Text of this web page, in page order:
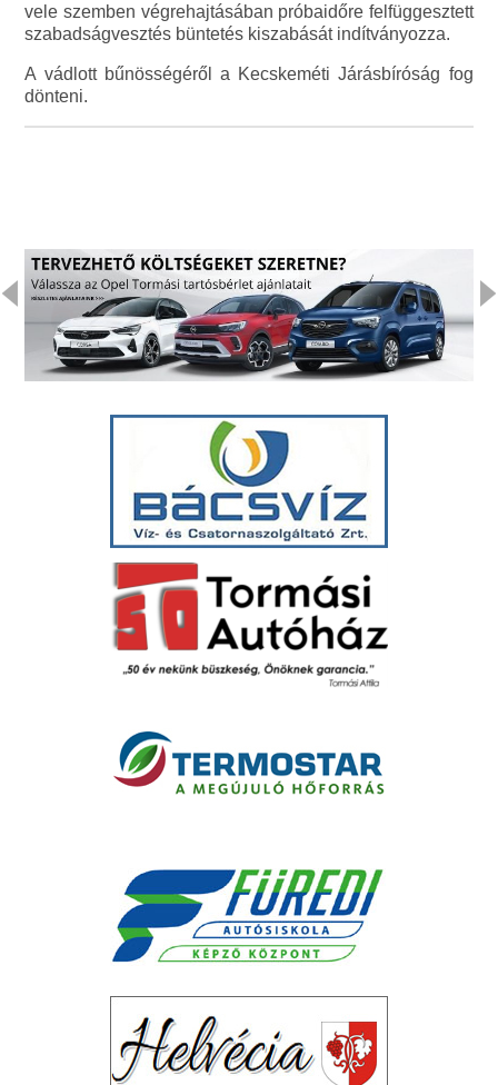
vele szemben végrehajtásában próbaidőre felfüggesztett
szabadságvesztés büntetés kiszabását indítványozza.
A vádlott bűnösségéről a Kecskeméti Járásbíróság fog
dönteni.